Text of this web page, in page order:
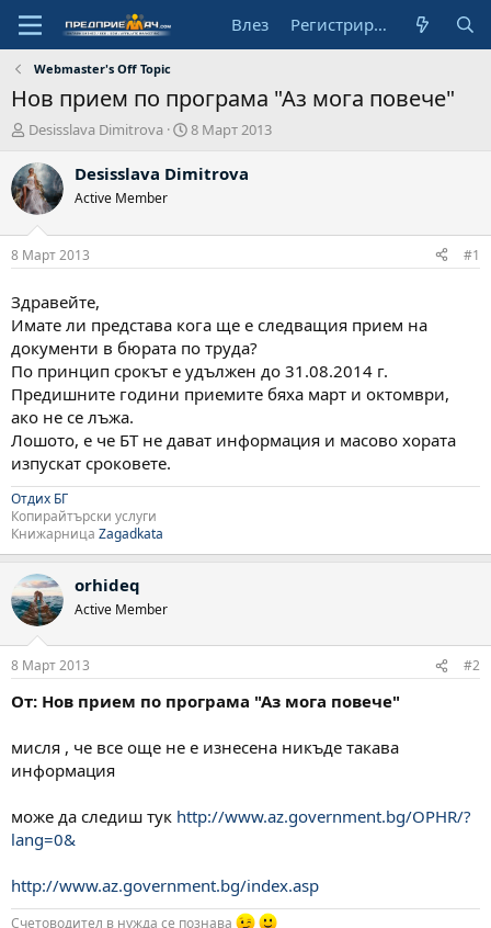
Влез Регистрирай се
Webmaster's Off Topic
Нов прием по програма "Аз мога повече"
А
т
о
р
Desisslava Dimitrova
Н
ч
д
а
8 Март 2013
Desisslava Dimitrova
Active Member
8 Март 2013 #1
Здравейте,
Имате ли представа кога ще е следващия прием на
документи в бюрата по труда?
По принцип срокът е удължен до 31.08.2014 г.
Предишните години приемите бяха март и октомври,
ако не се лъжа.
Лошото, е че БТ не дават информация и масово хората
изпускат сроковете.
Отдих БГ
Копирайтърски услуги
Книжарница Zagadkata
orhideq
Active Member
8 Март 2013 #2
От: Нов прием по програма "Аз мога повече"
мисля , че все още не е изнесена никъде такава
информация
може да следиш тук http://www.az.government.bg/OPHR/?
lang=0&
http://www.az.government.bg/index.asp
Счетоводител в нужда се познава